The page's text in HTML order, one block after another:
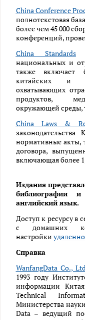
China Conference
полнотекстовая
более чем 45 000
конференций,
China Standards–
национальных и
также включает
китайских и
охватывающих
продуктов,
окружающей среды,
China Laws &
нормативные акты,
договора,
включающая более
Издания
библиографии и
английский язык.
Доступ к ресурсу в
с домашних
настройки
Справка
WanfangData Co.,
1993 году
информации
Technical
Министерства
Data – ведущий